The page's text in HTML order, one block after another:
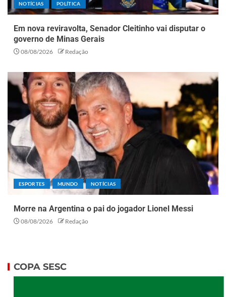
NOTÍCIAS POLÍTICA
Em nova reviravolta, Senador Cleitinho vai disputar o
governo de Minas Gerais
08/08/2026 Redação
ESPORTES MUNDO NOTÍCIAS
Morre na Argentina o pai do jogador Lionel Messi
08/08/2026 Redação
COPA SESC